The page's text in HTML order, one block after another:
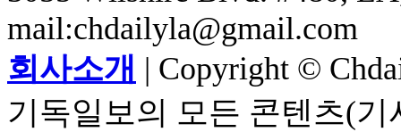
mail:chdailyla@gmail.com
회사소개 | Copyright ©
기독일보의 모든 콘텐츠(